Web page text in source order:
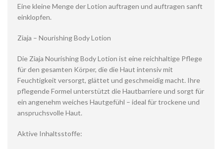
Eine kleine Menge der Lotion auftragen und auftragen sanft
einklopfen.
Ziaja – Nourishing Body Lotion
Die Ziaja Nourishing Body Lotion ist eine reichhaltige Pflege
für den gesamten Körper, die die Haut intensiv mit
Feuchtigkeit versorgt, glättet und geschmeidig macht. Ihre
pflegende Formel unterstützt die Hautbarriere und sorgt für
ein angenehm weiches Hautgefühl – ideal für trockene und
anspruchsvolle Haut.
Aktive Inhaltsstoffe: